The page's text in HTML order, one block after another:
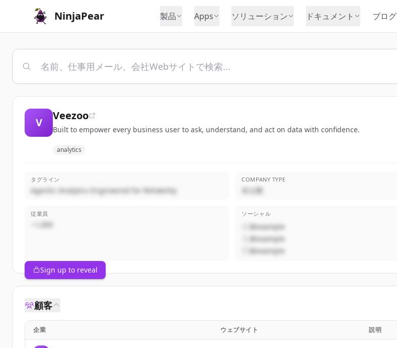
NinjaPear 製品 Apps ソリューション ドキュメント ブログ
V
Veezoo
Built to empower every business user to ask, understand, and act on data with confidence.
analytics
タグライン
Agentic Analytics Engineered for Reliability
COMPANY TYPE
非公開
従業員
~1,000
ソーシャル
@example
@example
@example
Sign up to reveal
顧客
企業 ウェブサイト 説明